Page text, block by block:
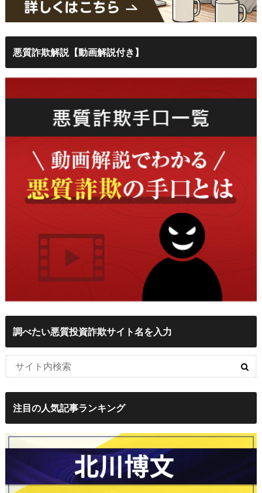
悪質詐欺解説【動画解説付き】
調べたい悪質投資詐欺サイト名を入力
注目の人気記事ランキング